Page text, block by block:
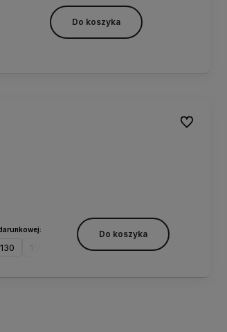
Do koszyka
130 150 300 400 500
Do koszyka
Do